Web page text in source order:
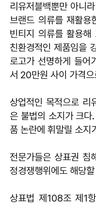
리유저블백뿐만 아니
브랜드 의류를 재활
빈티지 의류를 활용해
친환경적인 제품임을
로고가 선명하게 들어
서 20만원 사이 가격
상업적인 목적으로 리
은 불법의 소지가 크
품 논란에 휘말릴 소지
전문가들은 상표권 침
정경쟁행위에도 해당
상표법 제108조 제1